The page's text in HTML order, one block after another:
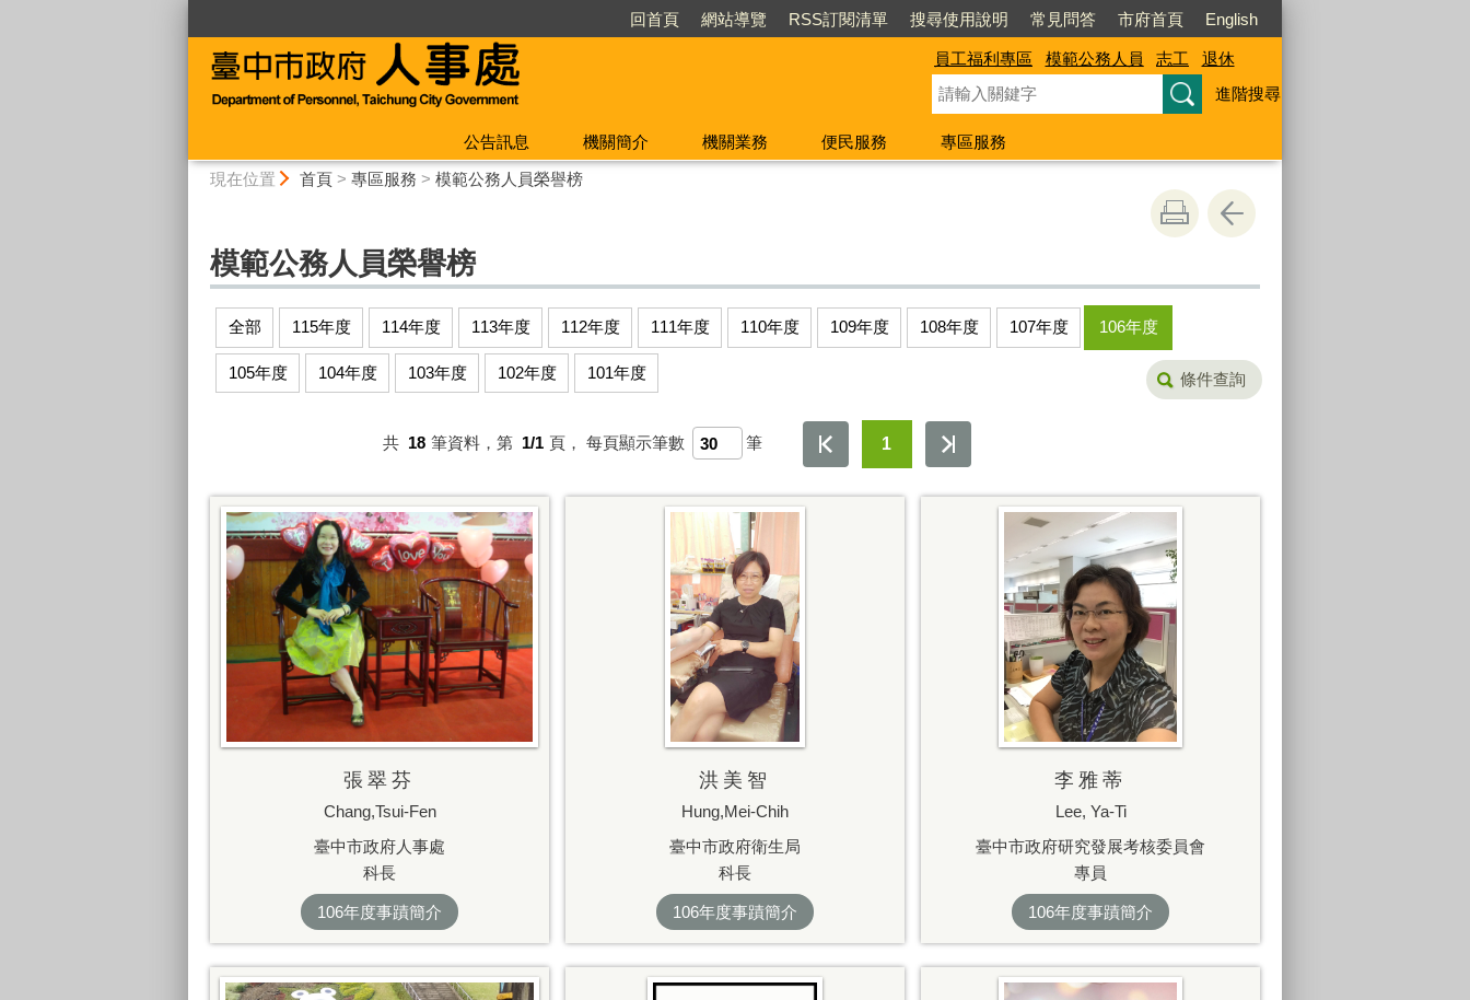
回首頁 網站導覽 RSS訂閱清單 搜尋使用說明 常見問答 市府首頁 English
員工福利專區 模範公務人員 志工
退休
進階搜尋
公告訊息 機關簡介 機關業務 便民服務
專區服務
現在位置 首頁> 專區服務 > 模範公務人員榮譽榜
模範公務人員榮譽榜
全部 115年度 114年度 113年度 112年度 111年度 110年度 109年度 108年度 107年度 106年度
105年度 104年度 103年度 102年度 101年度 條件查詢
共 18 筆資料，第 1/1 頁， 每頁顯示筆數 筆 1
張翠芬
Chang,Tsui-Fen
臺中市政府人事處
科長
106年度事蹟簡介
洪美智
Hung,Mei-Chih
臺中市政府衛生局
科長
106年度事蹟簡介
李雅蒂
Lee, Ya-Ti
臺中市政府研究發展考核委員會
專員
106年度事蹟簡介